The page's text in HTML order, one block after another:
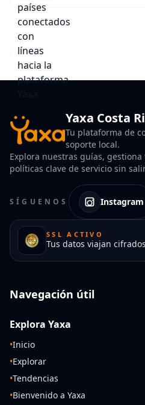
Yaxa Costa
Tu plataforma de
soporte local.
Explora nuestras guías,
políticas clave de servicio sin
SÍGUENOS Instagram
SSL ACTIVO
Tus datos viajan
Navegación útil
Explora Yaxa
•Inicio
•Explorar
•Tendencias
•Bienvenido a Yaxa